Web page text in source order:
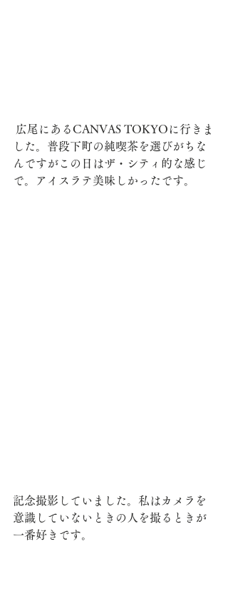
した。普段下町の純喫茶を選びがちな
んですがこの日はザ・シティ的な感じ
で。アイスラテ美味しかったです。
記念撮影していました。私はカメラを
意識していないときの人を撮るときが
一番好きです。